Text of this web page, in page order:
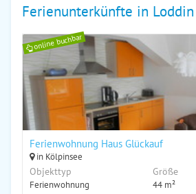
Ferienunterkünfte in Loddin
online buchbar
Ferienwohnung Haus Glückauf
in Kölpinsee
Objekttyp
Ferienwohnung
Größe
44 m²